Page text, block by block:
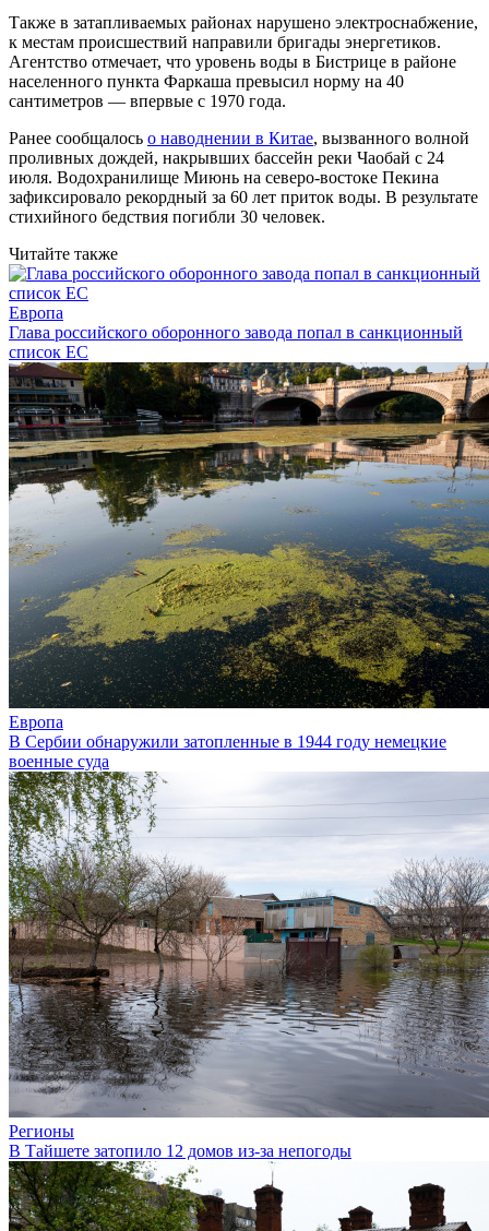
Также в затапливаемых районах нарушено электроснабжение,
к местам происшествий направили бригады энергетиков.
Агентство отмечает, что уровень воды в Бистрице в районе
населенного пункта Фаркаша превысил норму на 40
сантиметров — впервые с 1970 года.
Ранее сообщалось о наводнении в Китае, вызванного волной
проливных дождей, накрывших бассейн реки Чаобай с 24
июля. Водохранилище Миюнь на северо-востоке Пекина
зафиксировало рекордный за 60 лет приток воды. В результате
стихийного бедствия погибли 30 человек.
Читайте также
Европа
Глава российского оборонного завода попал в санкционный
список ЕС
Европа
В Сербии обнаружили затопленные в 1944 году немецкие
военные суда
Регионы
В Тайшете затопило 12 домов из-за непогоды